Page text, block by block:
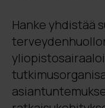
Hanke yhdistää